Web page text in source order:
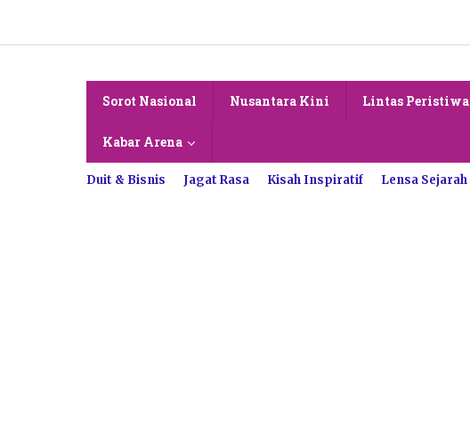
konten
Sorot Nasional Nusantara Kini Lintas Peristiwa
Kabar Arena
Duit & Bisnis Jagat Rasa Kisah Inspiratif Lensa Sejarah